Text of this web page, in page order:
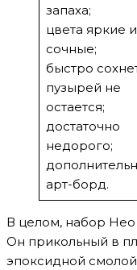
запаха;
цвета яркие и
сочные;
быстро
пузырей не
остается;
достаточно
недорого;
арт-борд.
В целом, набор
Он прикольный в
эпоксидной